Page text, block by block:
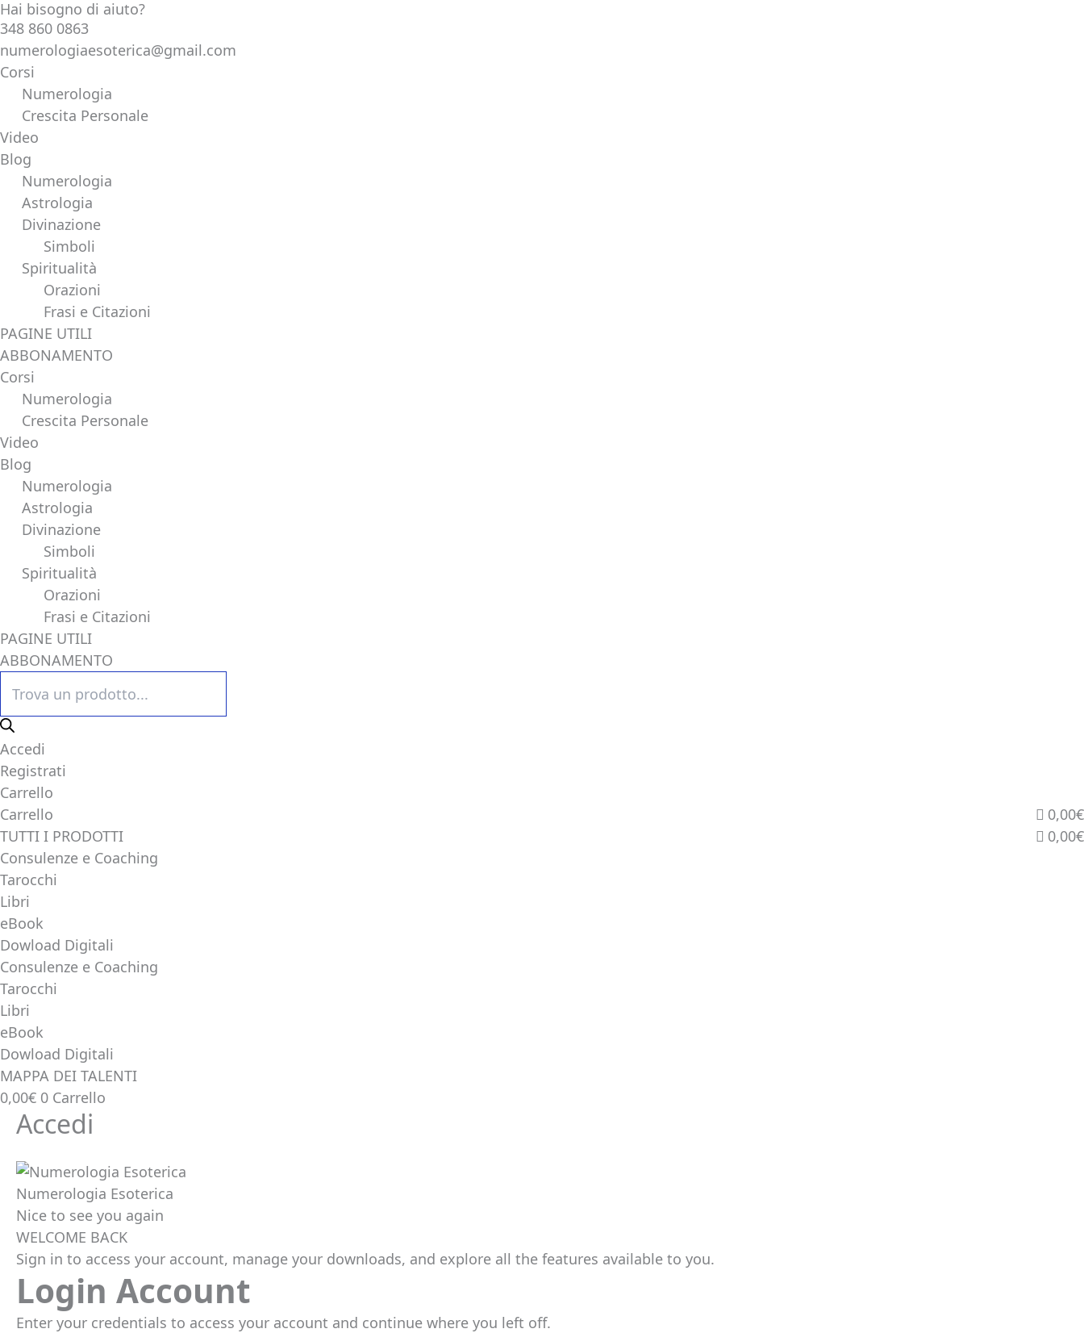
Vai
al
contenuto
Hai bisogno di aiuto?
348 860 0863
numerologiaesoterica@gmail.com
Corsi
Numerologia
Crescita Personale
Video
Blog
Numerologia
Astrologia
Divinazione
Simboli
Spiritualità
Orazioni
Frasi e Citazioni
PAGINE UTILI
ABBONAMENTO
Corsi
Numerologia
Crescita Personale
Video
Blog
Numerologia
Astrologia
Divinazione
Simboli
Spiritualità
Orazioni
Frasi e Citazioni
PAGINE UTILI
ABBONAMENTO
Products
search
Accedi
Registrati
Carrello
0,00€
Carrello
0,00€
TUTTI I PRODOTTI
Consulenze e Coaching
Tarocchi
Libri
eBook
Dowload Digitali
Consulenze e Coaching
Tarocchi
Libri
eBook
Dowload Digitali
MAPPA DEI TALENTI
0,00€ 0 Carrello
Accedi
Numerologia Esoterica
Nice to see you again
WELCOME BACK
Sign in to access your account, manage your downloads, and explore all the features available to you.
Login Account
Enter your credentials to access your account and continue where you left off.